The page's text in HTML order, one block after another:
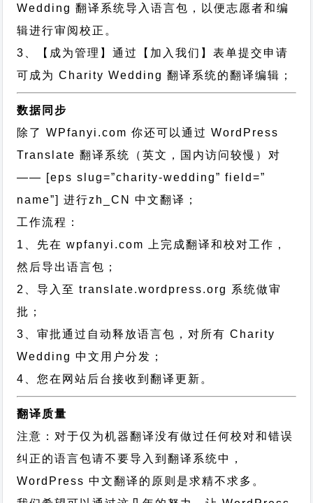
Wedding 翻译系统导入语言包，以便志愿者和编
辑进行审阅校正。
3、【成为管理】通过【加入我们】表单提交申请
可成为 Charity Wedding 翻译系统的翻译编辑；
数据同步
除了 WPfanyi.com 你还可以通过WordPress
Translate 翻译系统（英文，国内访问较慢）对
—— [eps slug=”charity-wedding” field=”
name”]进行zh_CN
中文翻译；
工作流程：
1、先在 wpfanyi.com 上完成翻译和校对工作，
然后导出语言包；
2、导入至 translate.wordpress.org 系统做审
批；
3、审批通过自动释放语言包，对所有 Charity
Wedding 中文用户分发；
4、您在网站后台接收到翻译更新。
翻译质量
注意：对于仅为机器翻译没有做过任何校对和错误
纠正的语言包请不要导入到翻译系统中，
WordPress 中文翻译的原则 是求精不求多。